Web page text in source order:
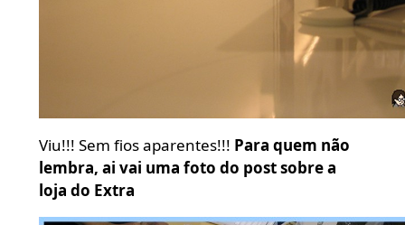
Viu!!! Sem fios aparentes!!! Para quem não
lembra, ai vai uma foto do post sobre a
loja do Extra